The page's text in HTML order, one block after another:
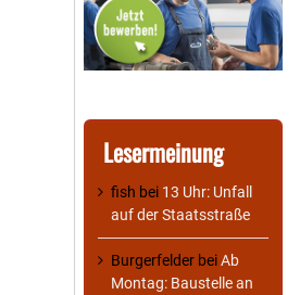
Lesermeinung
fish bei 13 Uhr: Unfall
auf der Staatsstraße
Burgerfelder beiAb
Montag: Baustelle an